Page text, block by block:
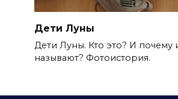
Дети Луны
Дети Луны. Кто это? И почему
называют? Фотоистория.